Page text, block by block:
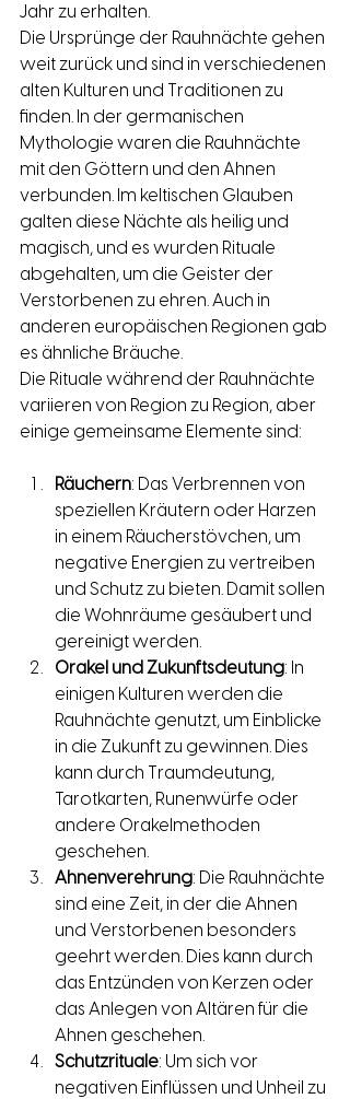
Jahr zu erhalten.
Die Ursprünge der Rauhnächte gehen
weit zurück und sind in verschiedenen
alten Kulturen und Traditionen zu
finden. In der germanischen
Mythologie waren die Rauhnächte
mit den Göttern und den Ahnen
verbunden. Im keltischen Glauben
galten diese Nächte als heilig und
magisch, und es wurden Rituale
abgehalten, um die Geister der
Verstorbenen zu ehren. Auch in
anderen europäischen Regionen gab
es ähnliche Bräuche.
Die Rituale während der Rauhnächte
variieren von Region zu Region, aber
einige gemeinsame Elemente sind:
Räuchern: Das Verbrennen von
speziellen Kräutern oder Harzen
in einem Räucherstövchen, um
negative Energien zu vertreiben
und Schutz zu bieten. Damit sollen
die Wohnräume gesäubert und
gereinigt werden.
Orakel und Zukunftsdeutung: In
einigen Kulturen werden die
Rauhnächte genutzt, um Einblicke
in die Zukunft zu gewinnen. Dies
kann durch Traumdeutung,
Tarotkarten, Runenwürfe oder
andere Orakelmethoden
geschehen.
Ahnenverehrung: Die Rauhnächte
sind eine Zeit, in der die Ahnen
und Verstorbenen besonders
geehrt werden. Dies kann durch
das Entzünden von Kerzen oder
das Anlegen von Altären für die
Ahnen geschehen.
Schutzrituale: Um sich vor
negativen Einflüssen und Unheil zu